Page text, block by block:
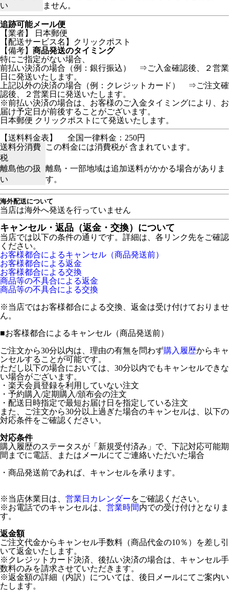
い
ません。
追跡可能メール便
【業者】 日本郵便
【配送サービス名】クリックポスト
【備考】 商品発送のタイミング
特にご指定がない場合、
前払い決済の場合（例：銀行振込） ⇒ご入金確認後、２営業
日に発送いたします。
上記以外の決済の場合（例：クレジットカード） ⇒ご注文確
認後、２営業日に発送いたします。
※前払い決済の場合は、お客様のご入金タイミングにより、お
届け予定日が前後することがございます。
日本郵便 クリックポストにて発送いたします。
【送料料金表】
全国一律料金：250円
送料分消費
税
この料金には消費税が 含まれています。
離島他の扱
い
離島・一部地域は追加送料がかかる場合がありま
す。
海外配送について
当店は海外へ発送を行っていません
キャンセル・返品（返金・交換）について
当店では以下の条件の通りです。詳細は、各リンク先をご確認
ください。
お客様都合によるキャンセル（商品発送前）
お客様都合による返金
お客様都合による交換
商品等の不具合による返金
商品等の不具合による交換
※当店ではお客様都合による交換、返金は受け付けておりませ
ん。
■お客様都合によるキャンセル（商品発送前）
ご注文から30分以内は、理由の有無を問わず購入履歴からキャ
ンセルすることが可能です。
ただし以下の場合においては、30分以内でもキャンセルできな
い場合がございます。
・楽天会員登録を利用していない注文
・予約購入/定期購入/頒布会の注文
・配送日時指定で最短お届け日を指定している注文
また、ご注文から30分以上過ぎた場合のキャンセルは、以下の
対応条件をご確認ください。
対応条件
購入履歴のステータスが「新規受付済み」で、下記対応可能期
間までに電話、またはメールにてご連絡いただいた場合
・商品発送前であれば、キャンセルを承ります。
※当店休業日は、 営業日カレンダーをご確認ください。
※お電話でのキャンセルは、 営業時間内での受け付けとなりま
す。
返金額
ご注文代金からキャンセル手数料（商品代金の10％）を差し引
いて返金いたします。
※クレジットカード決済、後払い決済の場合は、キャンセル手
数料のみを請求させていただきます。
※返金額の詳細（内訳）については、後日メールにてご案内い
たします。